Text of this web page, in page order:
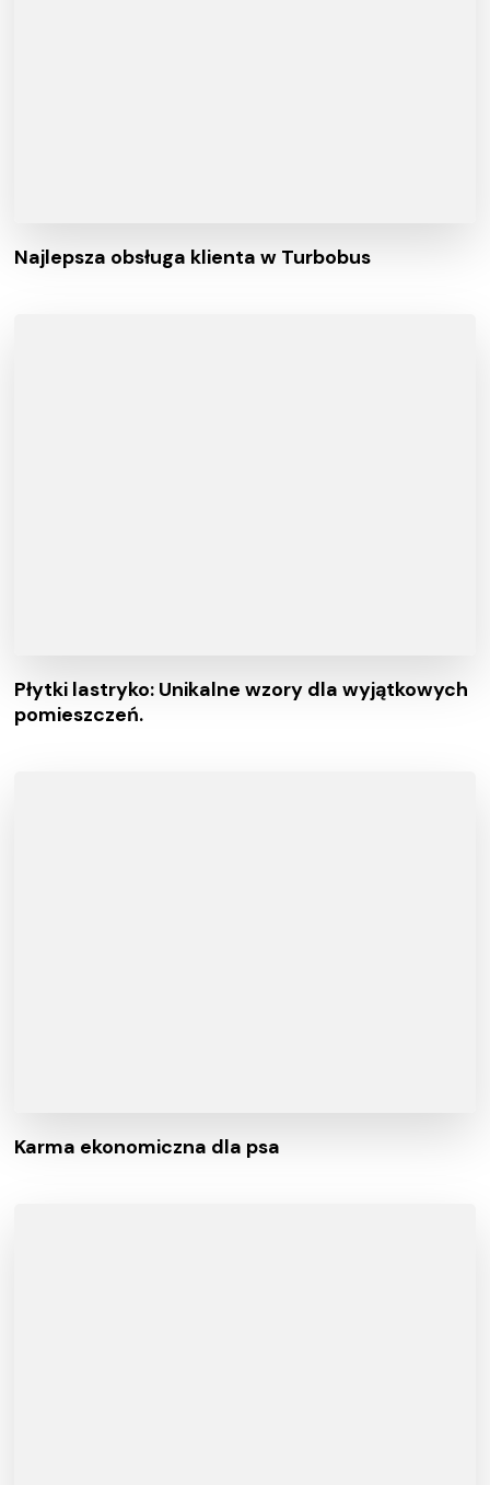
Najlepsza obsługa klienta w Turbobus
Płytki lastryko: Unikalne wzory dla wyjątkowych
pomieszczeń.
Karma ekonomiczna dla psa